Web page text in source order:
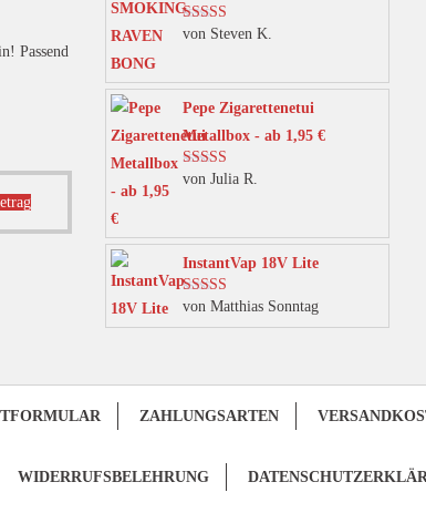
Passend
Dieses
Produkt
können
der
Bewertet mit
von Steven K.
Pepe Zigarettenetui
Metallbox - ab 1,95 €
Bewertet mit
von Julia R.
InstantVap 18V Lite
Bewertet mit
5von 5
von Matthias Sonntag
ZAHLUNGSARTEN
WIDERRUFSBELEHRUNG